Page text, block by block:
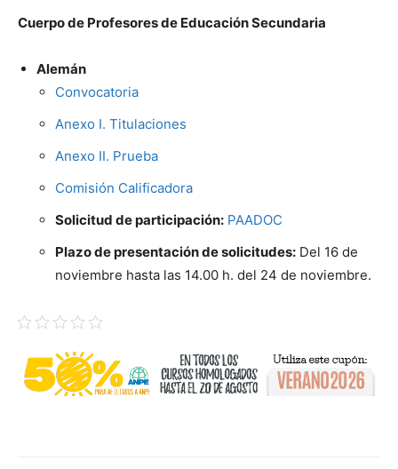
Cuerpo de Profesores de Educación Secundaria
Alemán
Convocatoria
Anexo I. Titulaciones
Anexo II. Prueba
Comisión Calificadora
Solicitud de participación: PAADOC
Plazo de presentación de solicitudes: Del 16 de
noviembre hasta las 14.00 h. del 24 de noviembre.